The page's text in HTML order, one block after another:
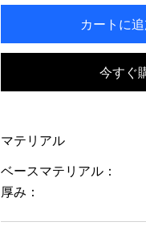
カートに
今すぐ
マテリアル
ベースマテリアル：
厚み：